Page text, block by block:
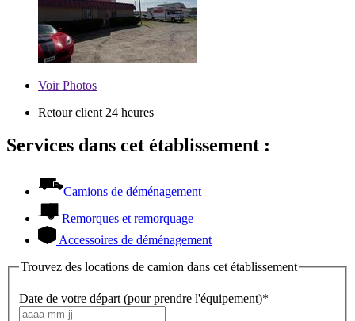
VoirPhotos
Retour client 24 heures
Services dans cet établissement :
Camions de déménagement
Remorques et remorquage
Accessoires de déménagement
Trouvez des locations de camion dans cet établissement
Date de votre départ (pour prendre l'équipement)*